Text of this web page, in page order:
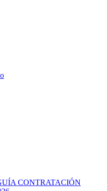
CONTRATACIÓN